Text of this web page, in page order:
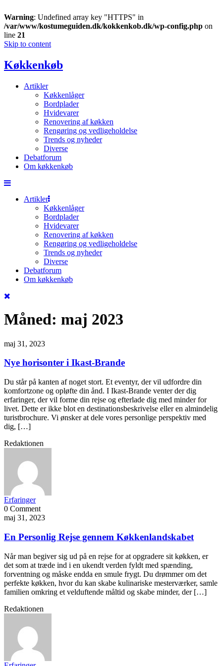
Warning: Undefined array key "HTTPS" in
/var/www/kostumeguiden.dk/kokkenkob.dk/wp-config.php on
line 21
Skip to content
Køkkenkøb
Artikler
Køkkenlåger
Bordplader
Hvidevarer
Renovering af køkken
Rengøring og vedligeholdelse
Trends og nyheder
Diverse
Debatforum
Om køkkenkøb
Artikler
Køkkenlåger
Bordplader
Hvidevarer
Renovering af køkken
Rengøring og vedligeholdelse
Trends og nyheder
Diverse
Debatforum
Om køkkenkøb
Måned: maj 2023
maj 31, 2023
Nye horisonter i Ikast-Brande
Du står på kanten af noget stort. Et eventyr, der vil udfordre din
komfortzone og opløfte din ånd. I Ikast-Brande venter der dig
erfaringer, der vil forme din rejse og efterlade dig med minder for
livet. Dette er ikke blot en destinationsbeskrivelse eller en almindelig
turistbrochure. Vi ønsker at dele vores personlige perspektiv med
dig, […]
Redaktionen
Erfaringer
0 Comment
maj 31, 2023
En Personlig Rejse gennem Køkkenlandskabet
Når man begiver sig ud på en rejse for at opgradere sit køkken, er
det som at træde ind i en ukendt verden fyldt med spænding,
forventning og måske endda en smule frygt. Du drømmer om det
perfekte køkken, hvor du kan skabe kulinariske mesterværker, samle
familien omkring et velduftende måltid og skabe minder, der […]
Redaktionen